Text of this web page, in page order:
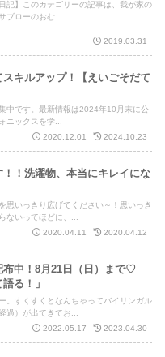
記】このカテゴリーの記事は、我が家の
ブローのおむ...
2019.03.31
キルアップ！【えいごそだて
中です。最新情報は2024年10月末に公
ニックスを学...
2020.12.01
2024.10.23
！洗濯物、本当にキレイにな
思いっきり広げてください～！思いっき
ないってほどに、...
2020.04.11
2020.04.12
布中！8月21日（日）まで♡
る！」
。すくすくとなんちゃってバイリンガル
過）が出てきてお...
2022.05.17
2023.04.30